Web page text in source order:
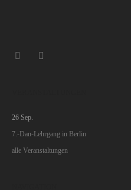
26 Sep.
7.-Dan-Lehrgang in Berlin
alle Veranstaltungen